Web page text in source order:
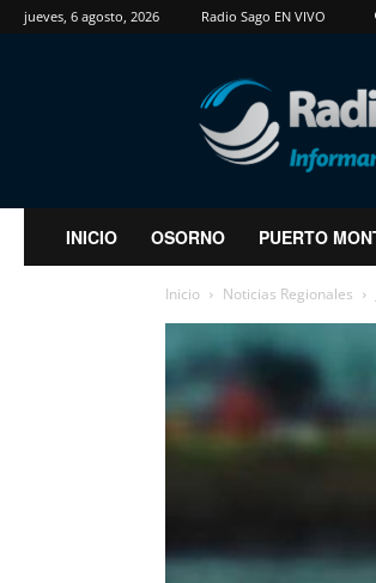
jueves, 6 agosto, 2026 Radio Sago EN VIVO
RadioSago
INICIO OSORNO PUERTO
Inicio Noticias Regionales